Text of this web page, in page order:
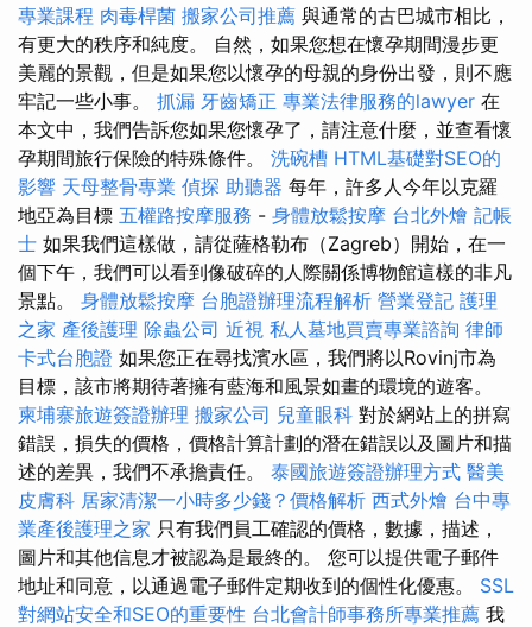
專業課程 肉毒桿菌 搬家公司推薦 與通常的古巴城市相比，
有更大的秩序和純度。 自然，如果您想在懷孕期間漫步更
美麗的景觀，但是如果您以懷孕的母親的身份出發，則不應
牢記一些小事。 抓漏 牙齒矯正 專業法律服務的lawyer 在
本文中，我們告訴您如果您懷孕了，請注意什麼，並查看懷
孕期間旅行保險的特殊條件。 洗碗槽 HTML基礎對SEO的
影響 天母整骨專業 偵探 助聽器 每年，許多人今年以克羅
地亞為目標 五權路按摩服務 - 身體放鬆按摩 台北外燴 記帳
士 如果我們這樣做，請從薩格勒布（Zagreb）開始，在一
個下午，我們可以看到像破碎的人際關係博物館這樣的非凡
景點。 身體放鬆按摩 台胞證辦理流程解析 營業登記 護理
之家 產後護理 除蟲公司 近視 私人墓地買賣專業諮詢 律師
卡式台胞證 如果您正在尋找濱水區，我們將以Rovinj市為
目標，該市將期待著擁有藍海和風景如畫的環境的遊客。
柬埔寨旅遊簽證辦理 搬家公司 兒童眼科 對於網站上的拼寫
錯誤，損失的價格，價格計算計劃的潛在錯誤以及圖片和描
述的差異，我們不承擔責任。 泰國旅遊簽證辦理方式 醫美
皮膚科 居家清潔一小時多少錢？價格解析 西式外燴 台中專
業產後護理之家 只有我們員工確認的價格，數據，描述，
圖片和其他信息才被認為是最終的。 您可以提供電子郵件
地址和同意，以通過電子郵件定期收到的個性化優惠。 SSL
對網站安全和SEO的重要性 台北會計師事務所專業推薦 我